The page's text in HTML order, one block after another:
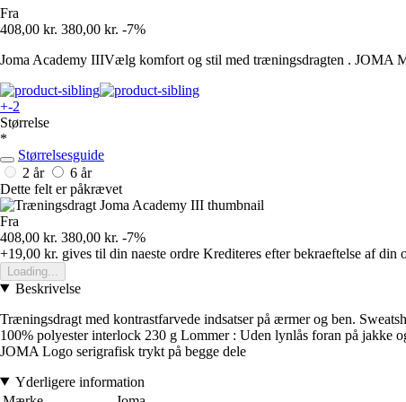
Fra
408,00 kr. 380,00 kr. -7%
Joma Academy IIIVælg komfort og stil med træningsdragten . JOMA
+-2
Størrelse
*
Størrelsesguide
2 år
6 år
Dette felt er påkrævet
Fra
408,00 kr. 380,00 kr. -7%
+19,00 kr. gives til din naeste ordre Krediteres efter bekraeftelse af din
Loading...
Beskrivelse
Træningsdragt med kontrastfarvede indsatser på ærmer og ben.
100% polyester interlock 230 g Lommer : Uden lynlås foran på jakke
JOMA Logo serigrafisk trykt på begge dele
Yderligere information